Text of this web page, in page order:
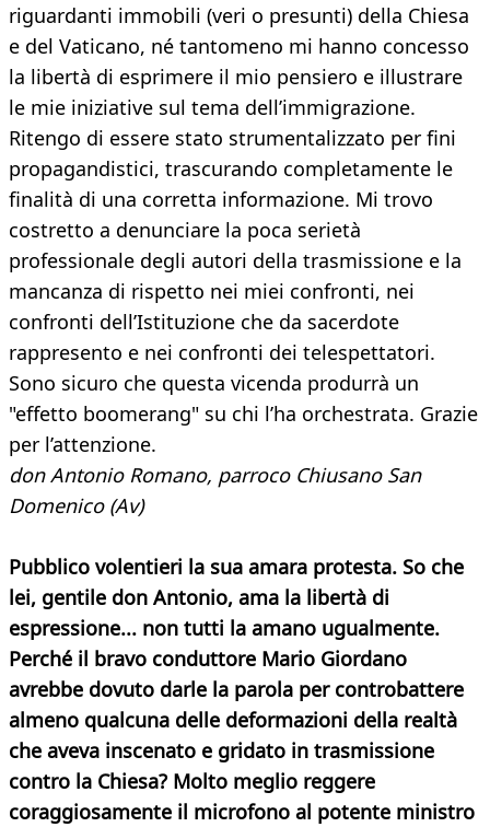
riguardanti immobili (veri o presunti) della Chiesa
e del Vaticano, né tantomeno mi hanno concesso
la libertà di esprimere il mio pensiero e illustrare
le mie iniziative sul tema dell’immigrazione.
Ritengo di essere stato strumentalizzato per fini
propagandistici, trascurando completamente le
finalità di una corretta informazione. Mi trovo
costretto a denunciare la poca serietà
professionale degli autori della trasmissione e la
mancanza di rispetto nei miei confronti, nei
confronti dell’Istituzione che da sacerdote
rappresento e nei confronti dei telespettatori.
Sono sicuro che questa vicenda produrrà un
"effetto boomerang" su chi l’ha orchestrata. Grazie
per l’attenzione.
don Antonio Romano, parroco Chiusano San
Domenico (Av)
Pubblico volentieri la sua amara protesta. So che
lei, gentile don Antonio, ama la libertà di
espressione... non tutti la amano ugualmente.
Perché il bravo conduttore Mario Giordano
avrebbe dovuto darle la parola per controbattere
almeno qualcuna delle deformazioni della realtà
che aveva inscenato e gridato in trasmissione
contro la Chiesa? Molto meglio reggere
coraggiosamente il microfono al potente ministro